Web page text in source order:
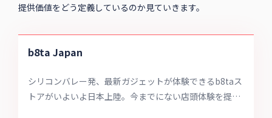
提供価値をどう定義しているのか見ていきます。
b8ta Japan
シリコンバレー発、最新ガジェットが体験できるb8taス
トアがいよいよ日本上陸。今までにない店頭体験を提供